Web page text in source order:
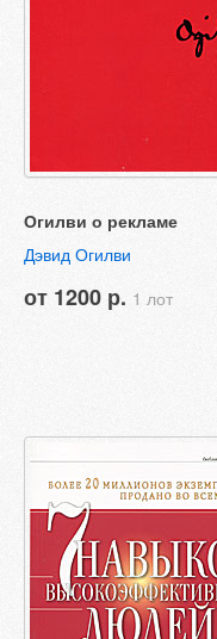
Огилви о рекламе
Дэвид Огилви
от 1200 р. 1 лот